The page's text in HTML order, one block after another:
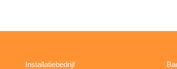
Installatiebedrijf